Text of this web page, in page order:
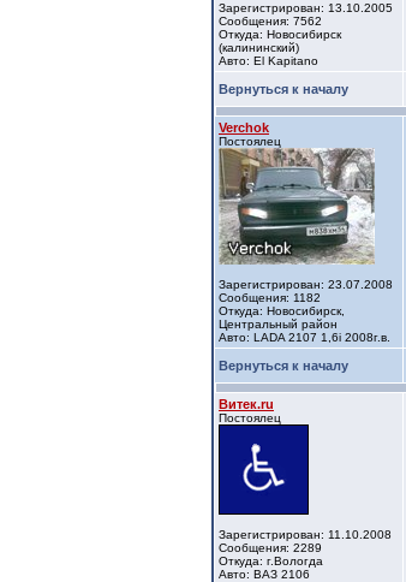
Зарегистрирован: 13.10.2005
Сообщения: 7562
Откуда: Новосибирск
(калининский)
Авто: El Kapitano
Вернуться к началу
Verchok
Постоялец
Зарегистрирован: 23.07.2008
Сообщения: 1182
Откуда: Новосибирск,
Центральный район
Авто: LADA 2107 1,6i 2008г.в.
Вернуться к началу
Витек.ru
Постоялец
Зарегистрирован: 11.10.2008
Сообщения: 2289
Откуда: г.Вологда
Авто: ВАЗ 2106